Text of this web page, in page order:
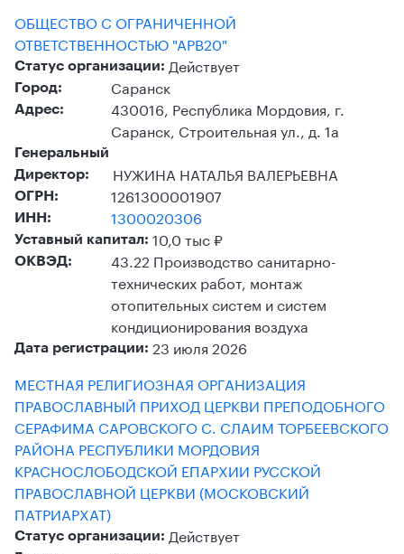
ОБЩЕСТВО С ОГРАНИЧЕННОЙ
ОТВЕТСТВЕННОСТЬЮ "АРВ20"
Статус организации: Действует
Город: Саранск
Адрес:
430016, Республика Мордовия, г.
Саранск, Строительная ул., д. 1а
Генеральный
Директор:
НУЖИНА НАТАЛЬЯ ВАЛЕРЬЕВНА
ОГРН: 1261300001907
ИНН: 1300020306
Уставный капитал: 10,0 тыс ₽
ОКВЭД:
43.22 Производство санитарно-
технических работ, монтаж
отопительных систем и систем
кондиционирования воздуха
Дата регистрации: 23 июля 2026
МЕСТНАЯ РЕЛИГИОЗНАЯ ОРГАНИЗАЦИЯ
ПРАВОСЛАВНЫЙ ПРИХОД ЦЕРКВИ ПРЕПОДОБНОГО
СЕРАФИМА САРОВСКОГО С. СЛАИМ ТОРБЕЕВСКОГО
РАЙОНА РЕСПУБЛИКИ МОРДОВИЯ
КРАСНОСЛОБОДСКОЙ ЕПАРХИИ РУССКОЙ
ПРАВОСЛАВНОЙ ЦЕРКВИ (МОСКОВСКИЙ
ПАТРИАРХАТ)
Статус организации: Действует